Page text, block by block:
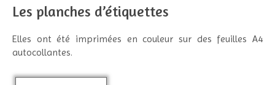
Les planches d’étiquettes
Elles ont été imprimées en couleur sur des feuilles A4
autocollantes.